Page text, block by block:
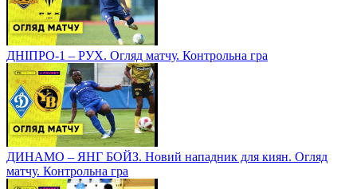
ДНІПРО-1 – РУХ. Огляд матчу. Контрольна гра
ДИНАМО – ЯНГ БОЙЗ. Новий нападник для киян. Огляд
матчу. Контрольна гра